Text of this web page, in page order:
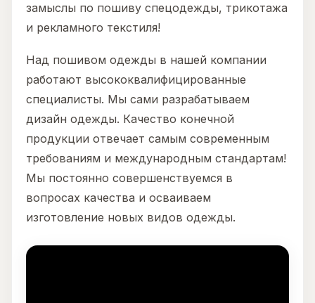
замыслы по пошиву спецодежды, трикотажа
и рекламного текстиля!
Над пошивом одежды в нашей компании
работают высококвалифицированные
специалисты. Мы сами разрабатываем
дизайн одежды. Качество конечной
продукции отвечает самым современным
требованиям и международным стандартам!
Мы постоянно совершенствуемся в
вопросах качества и осваиваем
изготовление новых видов одежды.